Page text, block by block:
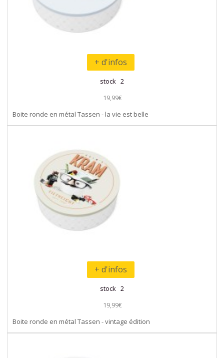
+ d'infos
stock 2
19,99€
Boite ronde en métal Tassen - la vie est belle
+ d'infos
stock 2
19,99€
Boite ronde en métal Tassen - vintage édition